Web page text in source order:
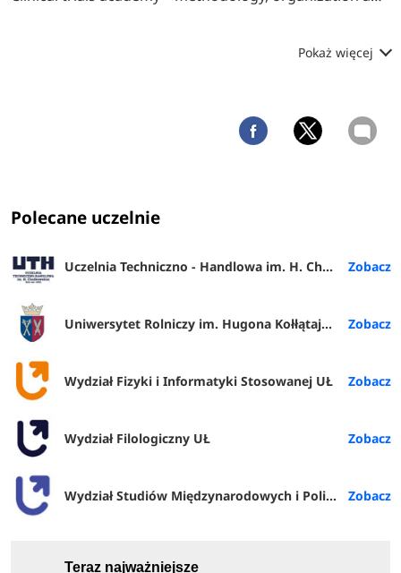
Pokaż więcej
Polecane uczelnie
Uczelnia Techniczno - Handlowa im. H. Chodkowskiej w Warszawie
Uniwersytet Rolniczy im. Hugona Kołłątaja w Krakowie
Wydział Fizyki i Informatyki Stosowanej UŁ
Wydział Filologiczny UŁ
Wydział Studiów Międzynarodowych i Politologicznych UŁ
Teraz najważniejsze